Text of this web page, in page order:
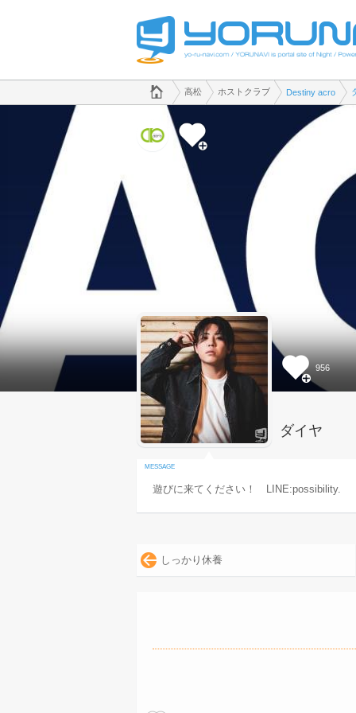
でホストクラブのことなら、ホストクラブ Destiny acro([kana])
香川県版
高松 ホストクラブ Destiny acro
956
ダイヤ
遊びに来てください！ LINE:possibility.
しっかり休養